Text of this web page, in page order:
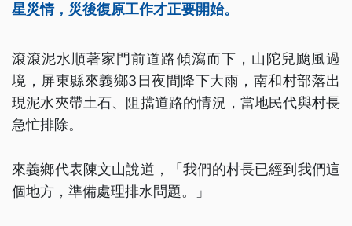
星災情，災後復原工作才正要開始。
滾滾泥水順著家門前道路傾瀉而下，山陀兒颱風過
境，屏東縣來義鄉3日夜間降下大雨，南和村部落出
現泥水夾帶土石、阻擋道路的情況，當地民代與村長
急忙排除。
來義鄉代表陳文山說道，「我們的村長已經到我們這
個地方，準備處理排水問題。」